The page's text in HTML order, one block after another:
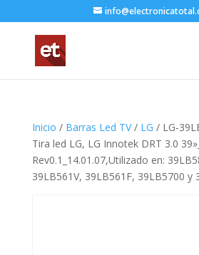
Inicio / Barras Led TV/ LG / LG-
Tira led LG, LG Innotek DRT 3.0
Rev0.1_14.01.07,Utilizado en:
39LB561V, 39LB561F, 39LB5700 y